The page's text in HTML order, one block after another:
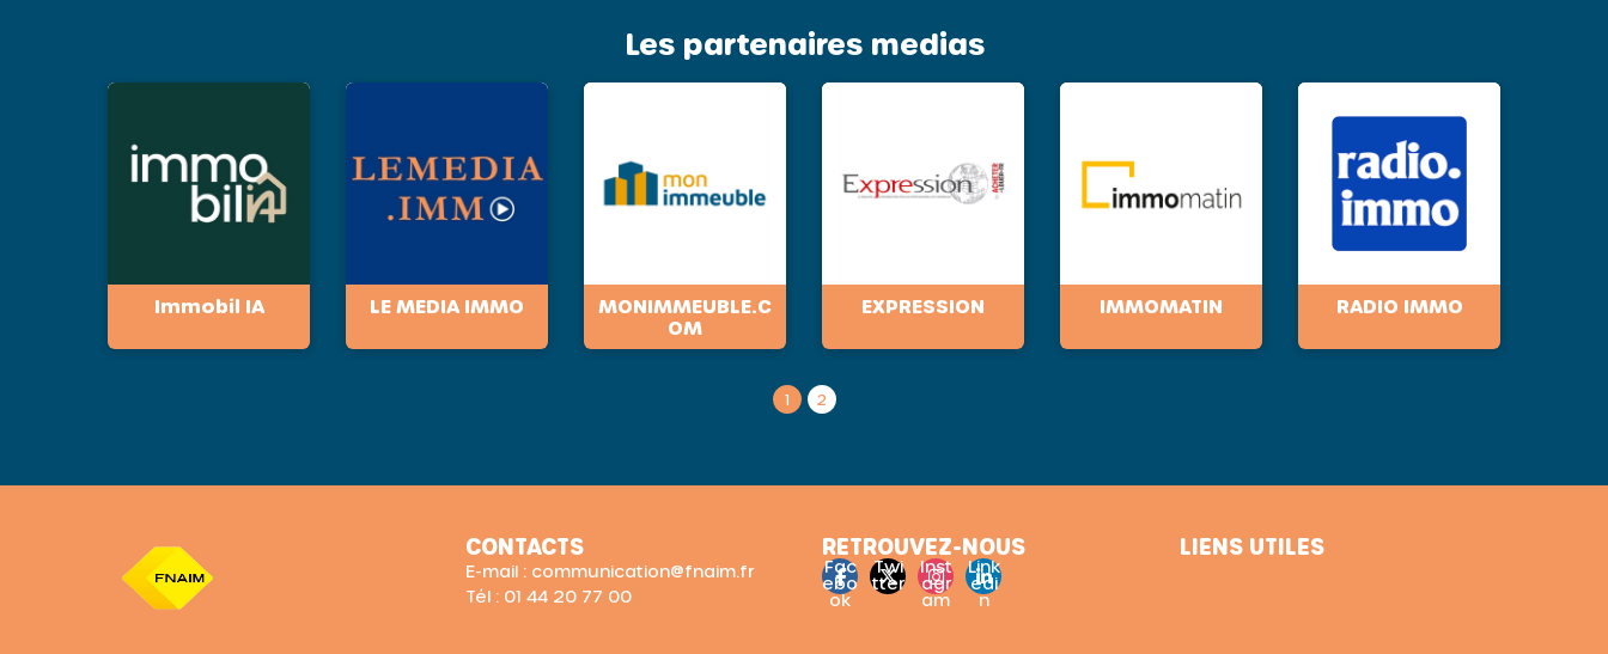
Les partenaires medias
Immobil IA LE MEDIA IMMO
MONIMMEUBLE.C
OM
EXPRESSION IMMOMATIN RADIO IMMO
1 2
CONTACTS
E-mail : communication@fnaim.fr
Tél : 01 44 20 77 00
RETROUVEZ-NOUS
Fac
ebo
ok
Twi
tter
Inst
agr
am
Link
edi
n
LIENS UTILES